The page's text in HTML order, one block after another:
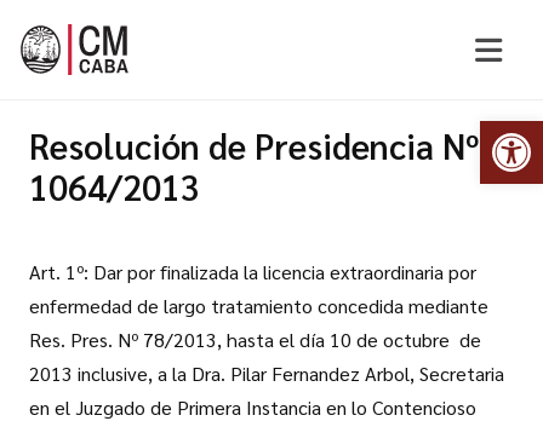
Resolución de Presidencia Nº
1064/2013
Art. 1º: Dar por finalizada la licencia extraordinaria por
enfermedad de largo tratamiento concedida mediante
Res. Pres. Nº 78/2013, hasta el día 10 de octubre de
2013 inclusive, a la Dra. Pilar Fernandez Arbol, Secretaria
en el Juzgado de Primera Instancia en lo Contencioso